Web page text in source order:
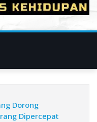
Dorong
Dipercepat